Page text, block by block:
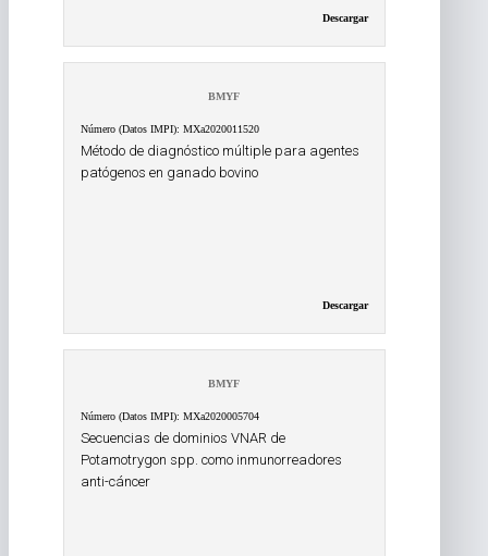
Descargar
BMYF
Número (Datos IMPI): MXa2020011520
Método de diagnóstico múltiple para agentes
patógenos en ganado bovino
Descargar
BMYF
Número (Datos IMPI): MXa2020005704
Secuencias de dominios VNAR de
Potamotrygon spp. como inmunorreadores
anti-cáncer